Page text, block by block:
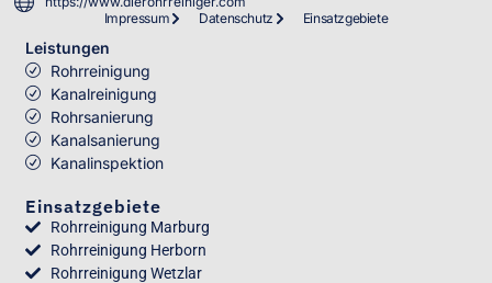
Impressum
Datenschutz Einsatzgebiete
Leistungen
Rohrreinigung
Kanalreinigung
Rohrsanierung
Kanalsanierung
Kanalinspektion
Einsatzgebiete
Rohrreinigung Marburg
Rohrreinigung Herborn
Rohrreinigung Wetzlar